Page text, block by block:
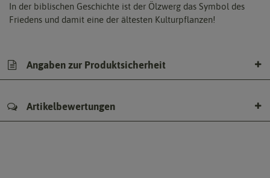
In der biblischen Geschichte ist der Ölzwerg das Symbol des
Friedens und damit eine der ältesten Kulturpflanzen!
Angaben zur Produktsicherheit
Artikelbewertungen